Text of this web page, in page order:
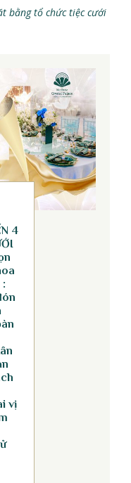
bằng tổ chức tiệc cưới
4
vị